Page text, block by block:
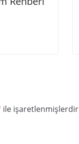
ile işaretlenmişlerdir